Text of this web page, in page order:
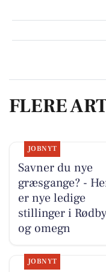
FLERE
JOBNYT
Savner du nye
græsgange? -
er nye ledige
stillinger i
og omegn
JOBNYT